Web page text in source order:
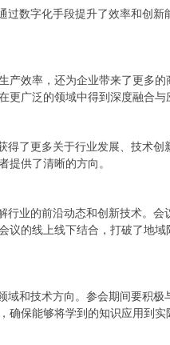
数字化手段提升了效率和创新
产效率，还为企业带来了更多
广泛的领域中得到深度融合与
了更多关于行业发展、技术
供了清晰的方向。
业的前沿动态和创新技术。会
议的线上线下结合，打破了地
和技术方向。参会期间要积极
保能够将学到的知识应用到实